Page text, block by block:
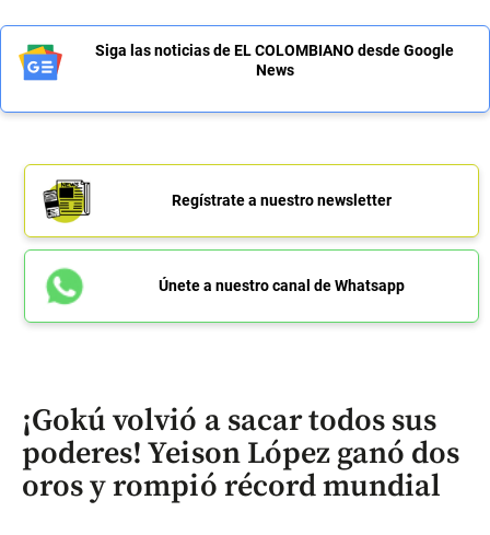
Siga las noticias de EL COLOMBIANO desde Google
News
Regístrate a nuestro newsletter
Únete a nuestro canal de Whatsapp
¡Gokú volvió a sacar todos sus
poderes! Yeison López ganó dos
oros y rompió récord mundial